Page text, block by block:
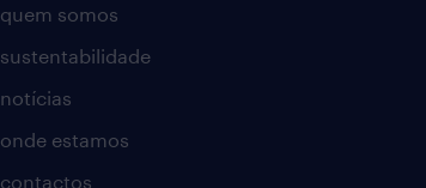
quem somos
sustentabilidade
notícias
onde estamos
contactos